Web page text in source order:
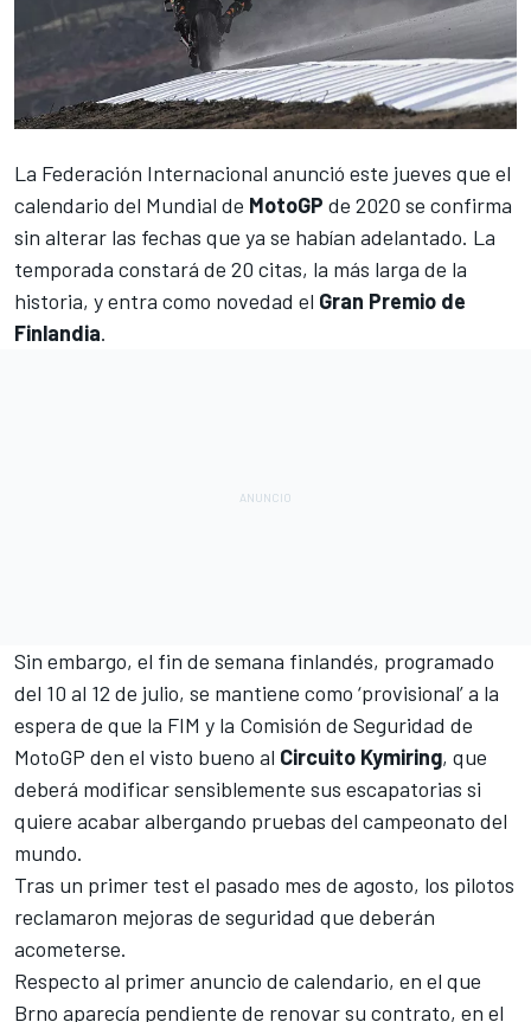
La Federación Internacional anunció este jueves que el
calendario del Mundial de MotoGP de 2020 se confirma
sin alterar las fechas que ya se habían adelantado. La
temporada constará de 20 citas, la más larga de la
historia, y entra como novedad el Gran Premio de
Finlandia.
Sin embargo, el fin de semana finlandés, programado
del 10 al 12 de julio, se mantiene como ‘provisional’ a la
espera de que la FIM y la Comisión de Seguridad de
MotoGP den el visto bueno al Circuito Kymiring, que
deberá modificar sensiblemente sus escapatorias si
quiere acabar albergando pruebas del campeonato del
mundo.
Tras un primer test el pasado mes de agosto, los pilotos
reclamaron mejoras de seguridad que deberán
acometerse.
Respecto al primer anuncio de calendario, en el que
Brno aparecía pendiente de renovar su contrato, en el